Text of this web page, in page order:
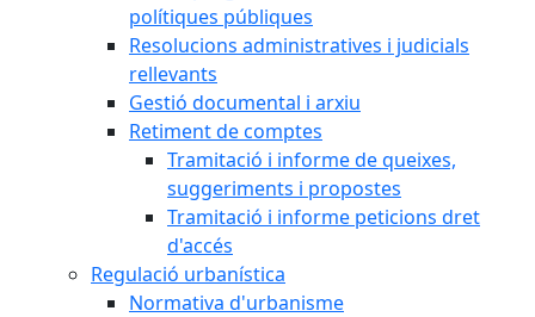
polítiques públiques
Resolucions administratives i judicials
rellevants
Gestió documental i arxiu
Retiment de comptes
Tramitació i informe de queixes,
suggeriments i propostes
Tramitació i informe peticions dret
d'accés
Regulació urbanística
Normativa d'urbanisme